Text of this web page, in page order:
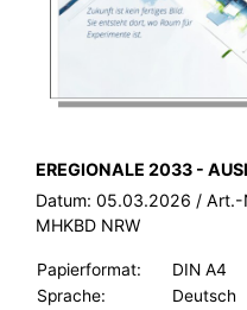
BROSCHÜRE:
EREGIONALE 2033 -
Datum: 05.03.2026 / Art.-
MHKBD NRW
Papierformat:
DIN A4
Sprache:
Deutsch